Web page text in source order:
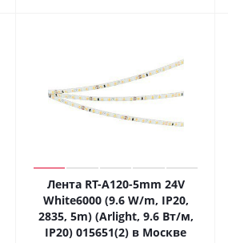
Лента RT-A120-5mm 24V
White6000 (9.6 W/m, IP20,
2835, 5m) (Arlight, 9.6 Вт/м,
IP20) 015651(2) в Москве